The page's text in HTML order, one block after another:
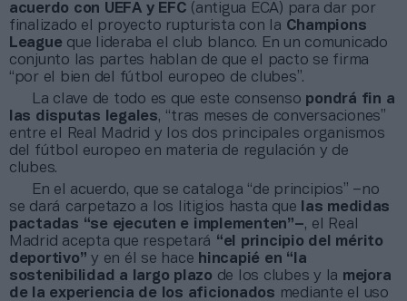
acuerdo con UEFA y EFC (antigua ECA) para dar por
finalizado el proyecto rupturista con la Champions
League que lideraba el club blanco. En un comunicado
conjunto las partes hablan de que el pacto se firma
“por el bien del fútbol europeo de clubes”.
La clave de todo es que este consenso pondrá fin a
las disputas legales, “tras meses de conversaciones”
entre el Real Madrid y los dos principales organismos
del fútbol europeo en materia de regulación y de
clubes.
En el acuerdo, que se cataloga “de principios” –no
se dará carpetazo a los litigios hasta que
las medidas
pactadas “se ejecuten e implementen”–, el Real
Madrid acepta que respetará “el principio del mérito
deportivo” y en él se hace hincapié en “la
sostenibilidad a largo plazo de los clubes y la mejora
de la experiencia de los aficionados mediante el uso